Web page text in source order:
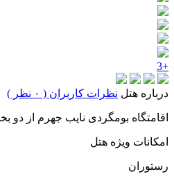
+3
درباره هتل نظرات کاربران ( ۰ نظر )
اقامتگاه بومگردی نایب جهرم از
امکانات ویژه هتل
رستوران